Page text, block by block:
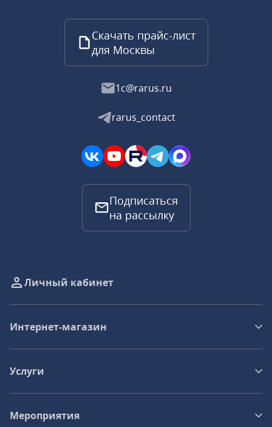
Скачать прайс-лист
для Москвы
1c@rarus.ru
rarus_contact
Подписаться
на рассылку
Личный кабинет
Интернет-магазин
Услуги
Мероприятия